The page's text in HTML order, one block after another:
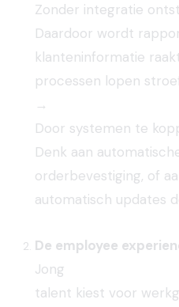
Zonder integratie
Daardoor wordt
klanteninformatie
processen lopen
→
Door systemen te
Denk aan
orderbevestiging, of
automatisch updates
De employee
Jong
talent kiest voor